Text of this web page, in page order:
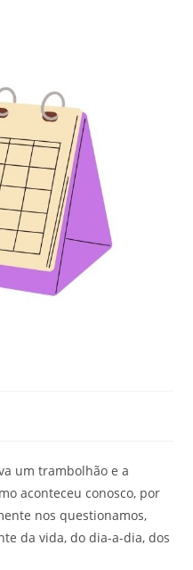
um trambolhão e a
aconteceu conosco, por
nos questionamos,
da vida, do dia-a-dia, dos